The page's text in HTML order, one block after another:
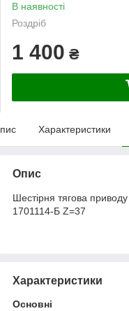
В наявності
Роздріб
1 400 ₴
Характеристики
Опис
Шестірня тягова
1701114-Б Z=37
Характеристики
Основні